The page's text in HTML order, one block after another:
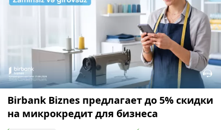
Birbank Biznes предлагает до 5% скидки
на микрокредит для бизнеса